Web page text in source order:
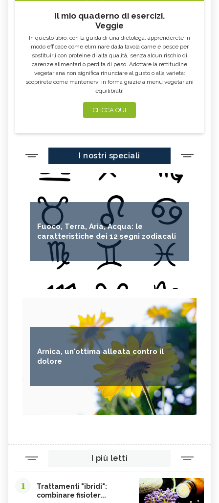
Il mio quaderno di esercizi.
Veggie
In questo libro, con la guida di una dietologa, apprenderete in
modo efficace come eliminare dalla tavola carne e pesce per
sostituirli con proteine di alta qualità, senza alcun rischio di
carenze alimentari o perdita di peso. Adottare la rettitudine
vegetariana non significa rinunciare al gusto o alla varietà:
scoprirete come mantenervi in forma grazie a menu vegetariani
equilibrati!
CLICCA QUI
I nostri speciali
Fuoco, Terra, Aria, Acqua: le
caratteristiche dei 12 segni zodiacali
Arnica, un'ottima alleata contro il
dolore
I più letti
1
Trattamenti "ibridi":
combinare fisioter...